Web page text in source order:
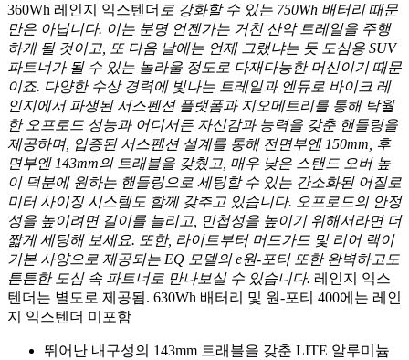
360Wh 레인지 익스텐더 로 강화할 수 있는 750Wh 배터리 때문
만은 아닙니다. 이는 분명 언젠가는 거친 산악 트레일을 주행
하게 될 것이고, 또 다음 날에는 언제 그랬냐는 듯 도심용 SUV
파트너가 될 수 있는 놀라울 정도로 다재다능한 머신이기 때문
이죠. 다양한 수상 경력에 빛나는 트레일과 엔듀로 바이크 레
인지에서 파생된 서스펜션 플랫폼과 지오메트리를 통해 탁월
한 오프로드 성능과 어디서든 자신감과 능력을 갖춘 핸들링을
제공하며, 입증된 서스펜션 설계를 통해 전면부엔 150mm, 후
면부엔 143mm의 트래블을 갖췄고, 매우 낮은 스탠드 오버 높
이 덕분에 원하는 핸들링으로 세팅할 수 있는 간소화된 어질로
미터 사이징 시스템도 함께 갖추고 있습니다. 오프로드의 안정
성을 높이려면 길이를 늘리고, 민첩성을 높이기 위해서라면 더
짧게 세팅해 보세요. 또한, 라이트부터 머드가드 및 리어 랙이
기본 사양으로 제공되는 EQ 모델의 e원-포티 또한 완벽하고도
튼튼한 도심 속 파트너로 만나보실 수 있습니다. 레인지 익스
텐더는 별도로 제공됨. 630Wh 배터리 및 원-포티 400에는 레인
지 익스텐더 미포함
뛰어난 내구성의 143mm 트래블을 갖춘 LITE 알루미늄